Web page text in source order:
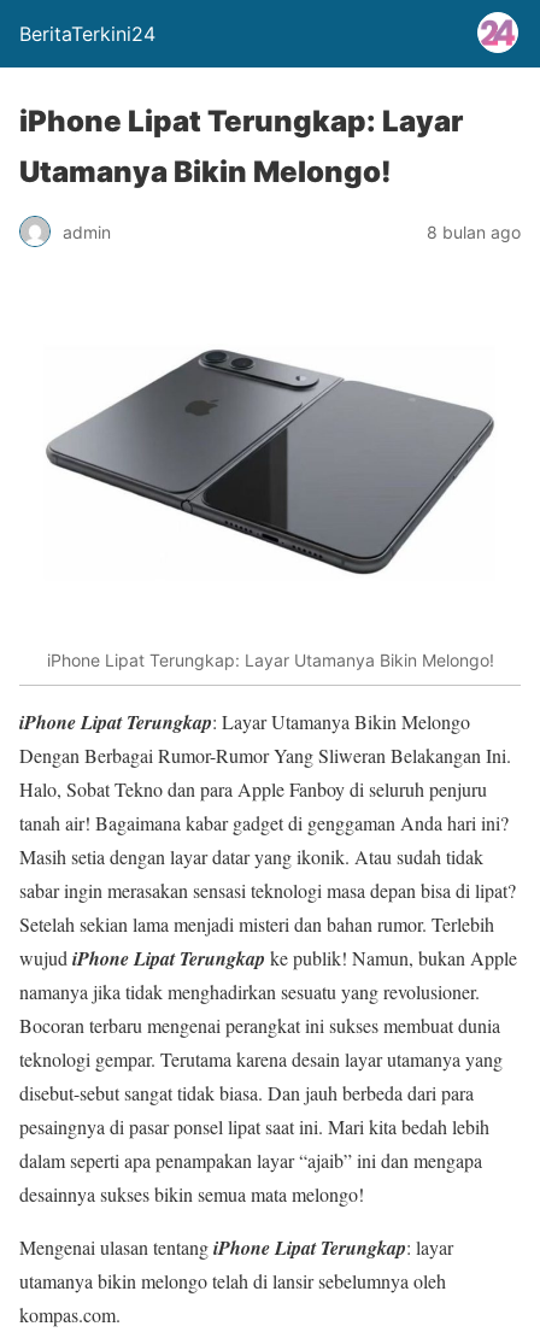
BeritaTerkini24
iPhone Lipat Terungkap: Layar
Utamanya Bikin Melongo!
admin 8 bulan ago
iPhone Lipat Terungkap: Layar Utamanya Bikin Melongo!
iPhone Lipat Terungkap: Layar Utamanya Bikin Melongo
Dengan Berbagai Rumor-Rumor Yang Sliweran Belakangan Ini.
Halo, Sobat Tekno dan para Apple Fanboy di seluruh penjuru
tanah air! Bagaimana kabar gadget di genggaman Anda hari ini?
Masih setia dengan layar datar yang ikonik. Atau sudah tidak
sabar ingin merasakan sensasi teknologi masa depan bisa di lipat?
Setelah sekian lama menjadi misteri dan bahan rumor. Terlebih
wujud iPhone Lipat Terungkap ke publik! Namun, bukan Apple
namanya jika tidak menghadirkan sesuatu yang revolusioner.
Bocoran terbaru mengenai perangkat ini sukses membuat dunia
teknologi gempar. Terutama karena desain layar utamanya yang
disebut-sebut sangat tidak biasa. Dan jauh berbeda dari para
pesaingnya di pasar ponsel lipat saat ini. Mari kita bedah lebih
dalam seperti apa penampakan layar “ajaib” ini dan mengapa
desainnya sukses bikin semua mata melongo!
Mengenai ulasan tentangiPhone Lipat Terungkap: layar
utamanya bikin melongo telah di lansir sebelumnya oleh
kompas.com.